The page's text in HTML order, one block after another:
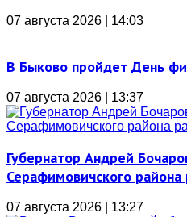
07 августа 2026 | 14:03
В Быково пройдет День
07 августа 2026 | 13:37
Губернатор Андрей
Серафимовичского
07 августа 2026 | 13:27